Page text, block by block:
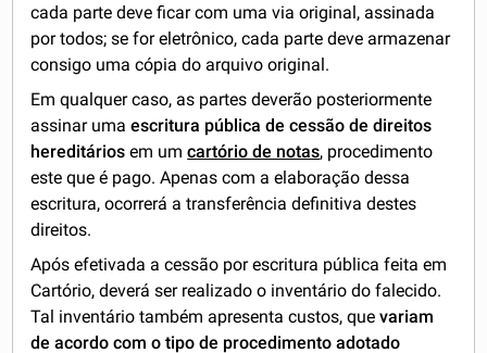
cada parte deve ficar com uma via original, assinada
por todos; se for eletrônico, cada parte deve armazenar
consigo uma cópia do arquivo original.
Em qualquer caso, as partes deverão posteriormente
assinar umaescritura pública de cessão de direitos
hereditáriosem umcartório de notas, procedimento
este que é pago. Apenas com a elaboração dessa
escritura, ocorrerá a transferência definitiva destes
direitos.
Após efetivada a cessão por escritura pública feita em
Cartório, deverá ser realizado o inventário do falecido.
Tal inventário também apresenta custos, quevariam
de acordo com o tipo de procedimento adotado